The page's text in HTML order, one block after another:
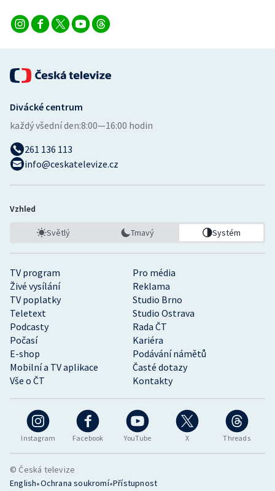
Instagram Facebook YouTube X Threads
TV program
Pro média
Živé vysílání
Reklama
TV poplatky
Studio Brno
Teletext
Studio Ostrava
Podcasty
Rada ČT
Počasí
Kariéra
E-shop
Podávání námětů
Mobilní a TV aplikace
Časté dotazy
Vše o ČT
Kontakty
Divácké centrum
každý všední den:8:00—16:00 hodin
261 136 113
info@ceskatelevize.cz
Vzhled
Světlý Tmavý Systém
© Česká televize
English•Ochrana soukromí•Přístupnost